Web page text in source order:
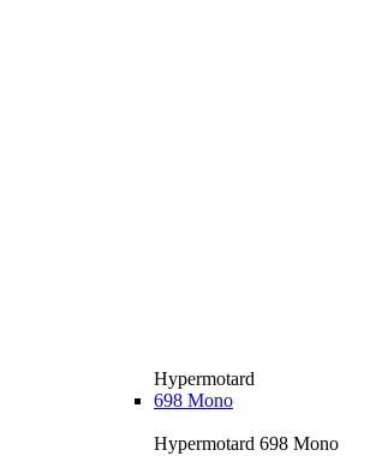
Hypermotard
698 Mono
Hypermotard 698 Mono